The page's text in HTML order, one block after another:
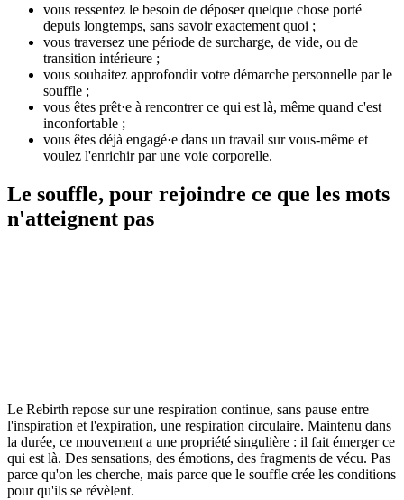
vous ressentez le besoin de déposer quelque chose porté
depuis longtemps, sans savoir exactement quoi ;
vous traversez une période de surcharge, de vide, ou de
transition intérieure ;
vous souhaitez approfondir votre démarche personnelle par le
souffle ;
vous êtes prêt·e à rencontrer ce qui est là, même quand c'est
inconfortable ;
vous êtes déjà engagé·e dans un travail sur vous-même et
voulez l'enrichir par une voie corporelle.
Le souffle, pour rejoindre ce que les mots
n'atteignent pas
Le Rebirth repose sur une respiration continue, sans pause entre
l'inspiration et l'expiration, une respiration circulaire. Maintenu dans
la durée, ce mouvement a une propriété singulière : il fait émerger ce
qui est là. Des sensations, des émotions, des fragments de vécu. Pas
parce qu'on les cherche, mais parce que le souffle crée les conditions
pour qu'ils se révèlent.